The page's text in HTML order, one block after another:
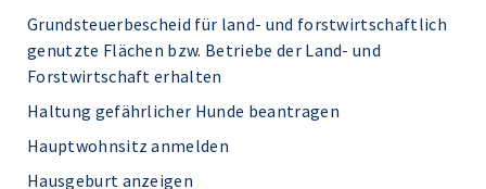
Grundsteuerbescheid für land- und forstwirtschaftlich
genutzte Flächen bzw. Betriebe der Land- und
Forstwirtschaft erhalten
Haltung gefährlicher Hunde beantragen
Hauptwohnsitz anmelden
Hausgeburt anzeigen